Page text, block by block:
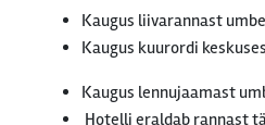
Kaugus liivarannast
Kaugus kuurordi
Kaugus lennujaamast
Hotelli eraldab rannast